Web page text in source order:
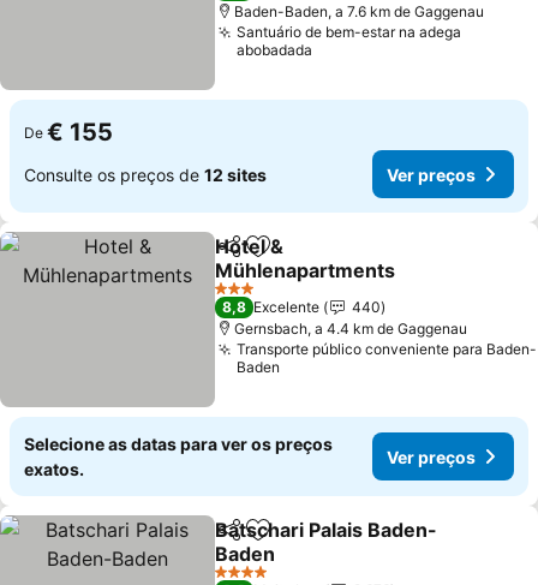
Baden-Baden, a 7.6 km de Gaggenau
Santuário de bem-estar na adega
abobadada
De € 155
Consulte os preços de 12 sites Ver preços
PartilharAdicionar aos favoritos
Hotel &
Mühlenapartments
Ver preços
3 Estrelas
8,8 Excelente
440
Gernsbach, a 4.4 km de Gaggenau
Transporte público conveniente para Baden-
Baden
Selecione as datas para ver os preços
exatos.
Ver preços
PartilharAdicionar aos favoritos
Batschari Palais Baden-
Baden
Ver preços
4 Estrelas